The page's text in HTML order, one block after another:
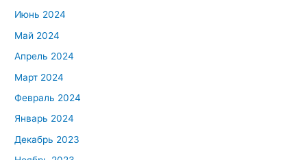
Июнь 2024
Май 2024
Апрель 2024
Март 2024
Февраль 2024
Январь 2024
Декабрь 2023